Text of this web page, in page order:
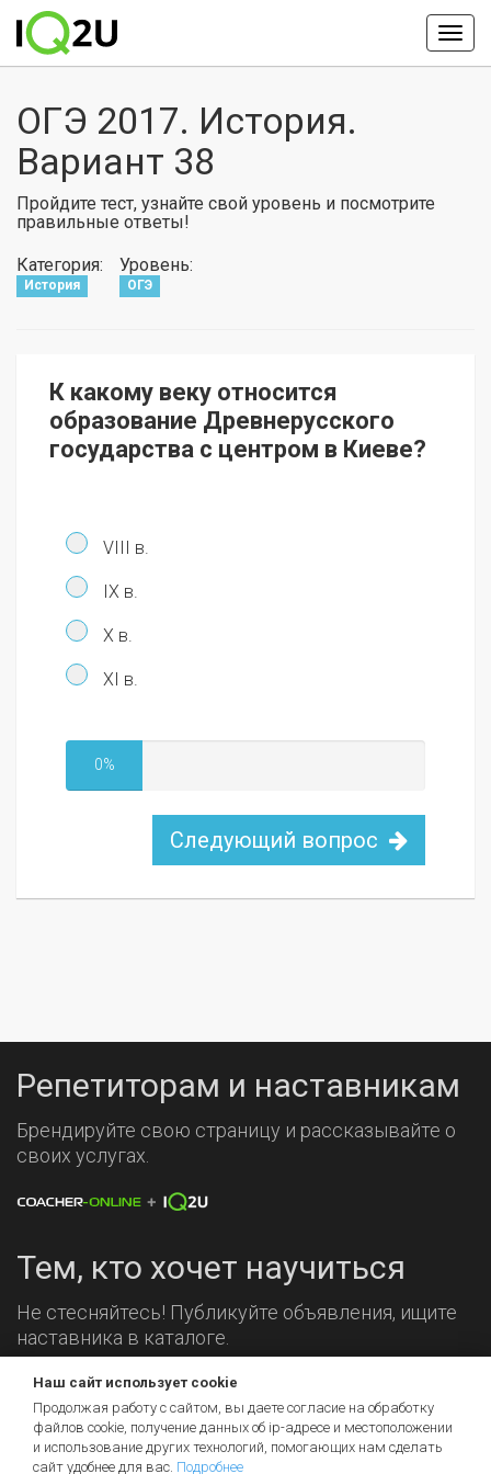
ОГЭ 2017. История.
Вариант 38
Пройдите тест, узнайте свой уровень и посмотрите
правильные ответы!
Категория:
История
Уровень:
ОГЭ
К какому веку относится
образование Древнерусского
государства с центром в Киеве?
VIII в.
IX в.
X в.
XI в.
0%
Следующий вопрос
Репетиторам и наставникам
Брендируйте свою страницу и рассказывайте о
своих услугах.
Тем, кто хочет научиться
Не стесняйтесь! Публикуйте объявления, ищите
наставника в каталоге.
Мы на связи!
Наш сайт использует cookie
Продолжая работу с сайтом, вы даете согласие на обработку
файлов cookie, получение данных об ip-адресе и местоположении
и использование других технологий, помогающих нам сделать
сайт удобнее для вас. Подробнее